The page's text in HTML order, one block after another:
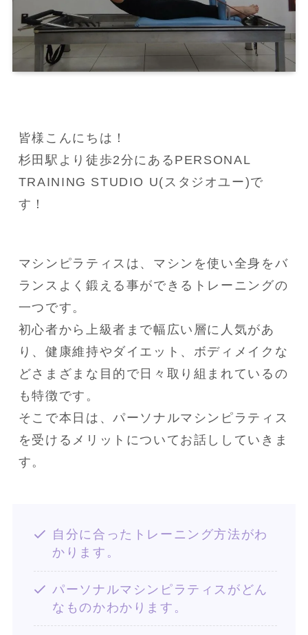
皆様こんにちは！
杉田駅より徒歩2分にあるPERSONAL
TRAINING STUDIO U(スタジオユー)で
す！
マシンピラティスは、マシンを使い全身をバ
ランスよく鍛える事ができるトレーニングの
一つです。
初心者から上級者まで幅広い層に人気があ
り、健康維持やダイエット、ボディメイクな
どさまざまな目的で日々取り組まれているの
も特徴です。
そこで本日は、パーソナルマシンピラティス
を受けるメリットについてお話ししていきま
す。
自分に合ったトレーニング方法がわ
かります。
パーソナルマシンピラティスがどん
なものかわかります。